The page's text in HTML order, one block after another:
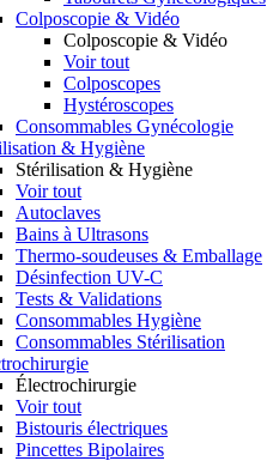
Colposcopie & Vidéo
Colposcopie & Vidéo
Voir tout
Colposcopes
Hystéroscopes
Consommables Gynécologie
& Hygiène
Stérilisation & Hygiène
Voir tout
Autoclaves
Bains à Ultrasons
Thermo-soudeuses & Emballage
Désinfection UV-C
Tests & Validations
Consommables Hygiène
Consommables Stérilisation
Électrochirurgie
Voir tout
Bistouris électriques
Pincettes Bipolaires